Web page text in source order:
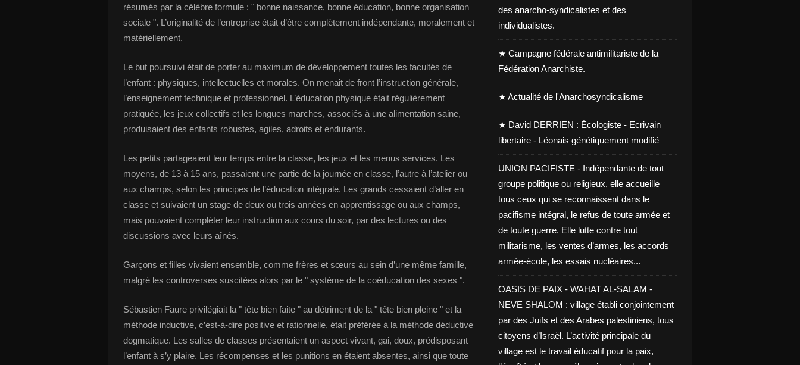
résumés par la célèbre formule : " bonne naissance, bonne éducation, bonne organisation
sociale ". L’originalité de l’entreprise était d’être complètement indépendante, moralement et
matériellement.
Le but poursuivi était de porter au maximum de développement toutes les facultés de
l’enfant : physiques, intellectuelles et morales. On menait de front l’instruction générale,
l’enseignement technique et professionnel. L’éducation physique était régulièrement
pratiquée, les jeux collectifs et les longues marches, associés à une alimentation saine,
produisaient des enfants robustes, agiles, adroits et endurants.
Les petits partageaient leur temps entre la classe, les jeux et les menus services. Les
moyens, de 13 à 15 ans, passaient une partie de la journée en classe, l’autre à l’atelier ou
aux champs, selon les principes de l’éducation intégrale. Les grands cessaient d’aller en
classe et suivaient un stage de deux ou trois années en apprentissage ou aux champs,
mais pouvaient compléter leur instruction aux cours du soir, par des lectures ou des
discussions avec leurs aînés.
Garçons et filles vivaient ensemble, comme frères et sœurs au sein d’une même famille,
malgré les controverses suscitées alors par le " système de la coéducation des sexes ".
Sébastien Faure privilégiait la " tête bien faite " au détriment de la " tête bien pleine " et la
méthode inductive, c’est-à-dire positive et rationnelle, était préférée à la méthode déductive
dogmatique. Les salles de classes présentaient un aspect vivant, gai, doux, prédisposant
l’enfant à s’y plaire. Les récompenses et les punitions en étaient absentes, ainsi que toute
des anarcho-syndicalistes et des
individualistes.
★ Campagne fédérale antimilitariste de la
Fédération Anarchiste.
★ Actualité de l'Anarchosyndicalisme
★ David DERRIEN : Écologiste - Ecrivain
libertaire - Léonais génétiquement modifié
UNION PACIFISTE - Indépendante de tout
groupe politique ou religieux, elle accueille
tous ceux qui se reconnaissent dans le
pacifisme intégral, le refus de toute armée et
de toute guerre. Elle lutte contre tout
militarisme, les ventes d’armes, les accords
armée-école, les essais nucléaires...
OASIS DE PAIX - WAHAT AL-SALAM -
NEVE SHALOM : village établi conjointement
par des Juifs et des Arabes palestiniens, tous
citoyens d’Israël. L’activité principale du
village est le travail éducatif pour la paix,